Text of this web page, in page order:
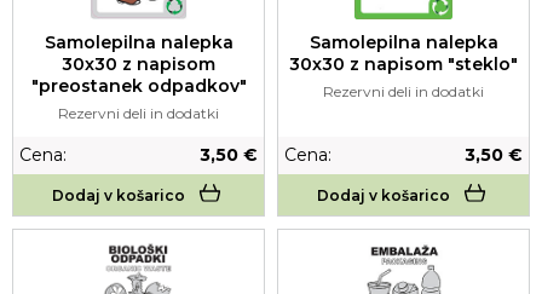
Samolepilna nalepka
30x30 z napisom
"preostanek odpadkov"
Rezervni deli in dodatki
Cena: 3,50 €
Dodaj v košarico
Samolepilna nalepka
30x30 z napisom "steklo"
Rezervni deli in dodatki
Cena: 3,50 €
Dodaj v košarico